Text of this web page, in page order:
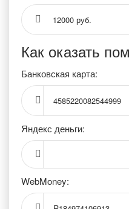
12000 руб.
Как оказать
Банковская карта:
4585220082544999
Яндекс деньги:
WebMoney: